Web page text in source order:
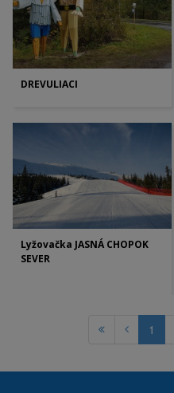
DREVULIACI
Lyžovačka JASNÁ CHOPOK
SEVER
1